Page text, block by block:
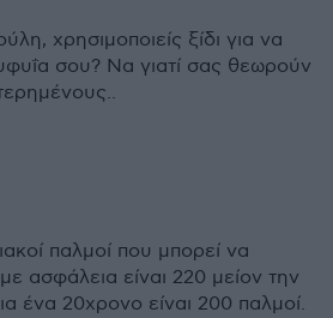
χρησιμοποιείς ξίδι για να
σου? Να γιατί σας θεωρούν
παλμοί που μπορεί να
ασφάλεια είναι 220 μείον την
ένα 20χρονο είναι 200 παλμοί.